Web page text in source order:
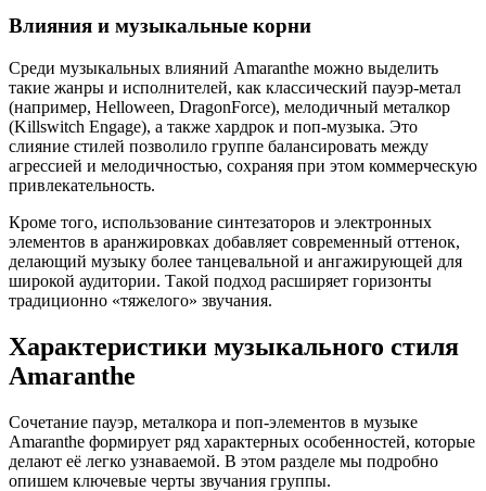
Влияния и музыкальные корни
Среди музыкальных влияний Amaranthe можно выделить
такие жанры и исполнителей, как классический пауэр-метал
(например, Helloween, DragonForce), мелодичный металкор
(Killswitch Engage), а также хардрок и поп-музыка. Это
слияние стилей позволило группе балансировать между
агрессией и мелодичностью, сохраняя при этом коммерческую
привлекательность.
Кроме того, использование синтезаторов и электронных
элементов в аранжировках добавляет современный оттенок,
делающий музыку более танцевальной и ангажирующей для
широкой аудитории. Такой подход расширяет горизонты
традиционно «тяжелого» звучания.
Характеристики музыкального стиля
Amaranthe
Сочетание пауэр, металкора и поп-элементов в музыке
Amaranthe формирует ряд характерных особенностей, которые
делают её легко узнаваемой. В этом разделе мы подробно
опишем ключевые черты звучания группы.